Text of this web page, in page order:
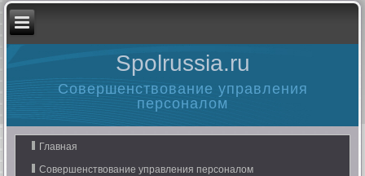
Spolrussia.ru
Совершенствование управления
персоналом
Главная
Совершенствование управления персоналом